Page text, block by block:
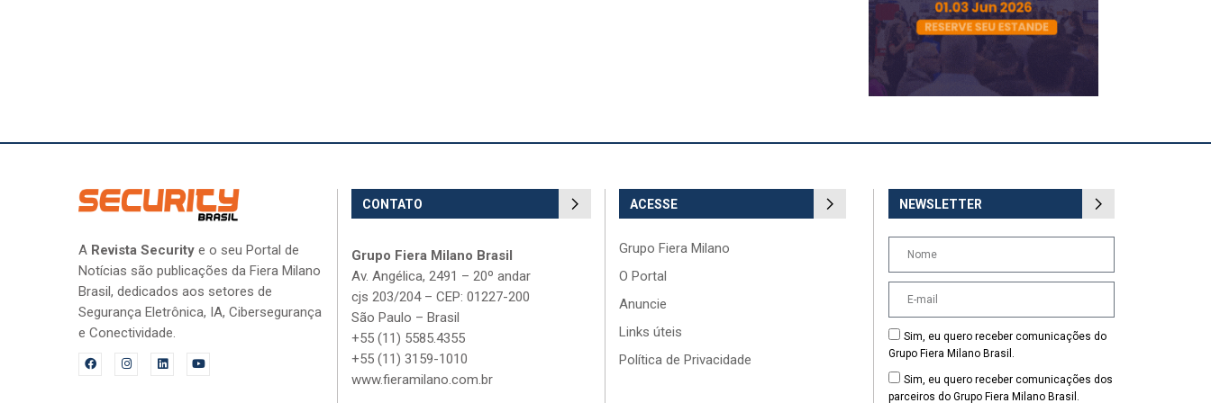
A Revista Security e o seu Portal de
Notícias são publicações da Fiera Milano
Brasil, dedicados aos setores de
Segurança Eletrônica, IA, Cibersegurança
e Conectividade.
CONTATO
Grupo Fiera Milano Brasil
Av. Angélica, 2491 – 20º andar
cjs 203/204 – CEP: 01227-200
São Paulo – Brasil
+55 (11) 5585.4355
+55 (11) 3159-1010
www.fieramilano.com.br
ACESSE
Grupo Fiera Milano
O Portal
Anuncie
Links úteis
Política de Privacidade
NEWSLETTER
Sim, eu quero receber comunicações do
Grupo Fiera Milano Brasil.
Sim, eu quero receber comunicações dos
parceiros do Grupo Fiera Milano Brasil.